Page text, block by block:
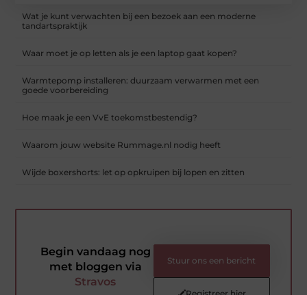
Wat je kunt verwachten bij een bezoek aan een moderne
tandartspraktijk
Waar moet je op letten als je een laptop gaat kopen?
Warmtepomp installeren: duurzaam verwarmen met een
goede voorbereiding
Hoe maak je een VvE toekomstbestendig?
Waarom jouw website Rummage.nl nodig heeft
Wijde boxershorts: let op opkruipen bij lopen en zitten
Begin vandaag nog
met bloggen via
Stravos
Stuur ons een bericht